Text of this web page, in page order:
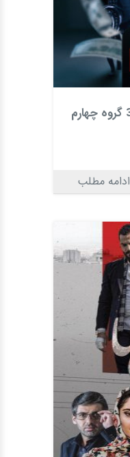
دانلود شب های مافیا 3 گروه چهارم
ادامه مطلب